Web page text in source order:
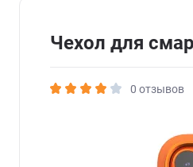
Чехол для
0 отзывов